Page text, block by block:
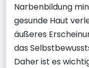
Narbenbildung
gesunde Haut
äußeres
das
Daher ist es